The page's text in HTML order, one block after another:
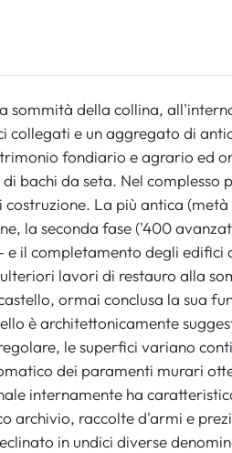
sommità della collina,
collegati e un aggregato di
fondiario e agrario ed
bachi da seta. Nel
costruzione. La più antica
la seconda fase ('400
e il completamento degli
lavori di restauro alla
ormai conclusa la sua
è architettonicamente
le superfici variano
dei paramenti murari
internamente ha
archivio, raccolte d'armi e
in undici diverse